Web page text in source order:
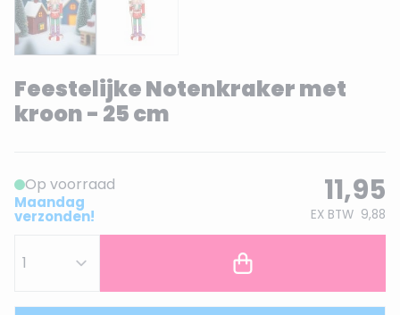
Feestelijke Notenkraker met
kroon - 25 cm
Op voorraad
Maandag
verzonden!
11,95
EX BTW 9,88